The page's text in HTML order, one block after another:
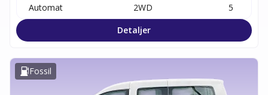
Automat 2WD
5
Detaljer
Fossil